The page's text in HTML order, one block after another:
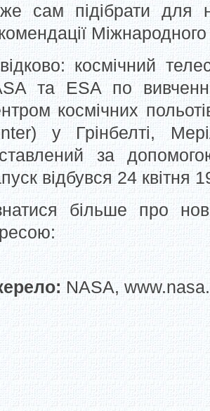
сам підібрати для
космічний
та ESA по
космічних
у Грінбелті,
за
відбувся 24 квітня
більше про
NASA,